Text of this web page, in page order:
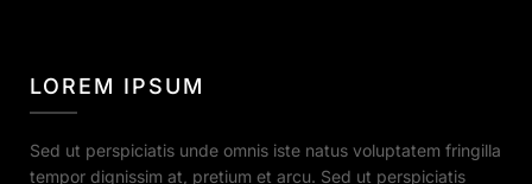
LOREM IPSUM
Sed ut perspiciatis unde omnis iste natus voluptatem fringilla
tempor dignissim at, pretium et arcu. Sed ut perspiciatis